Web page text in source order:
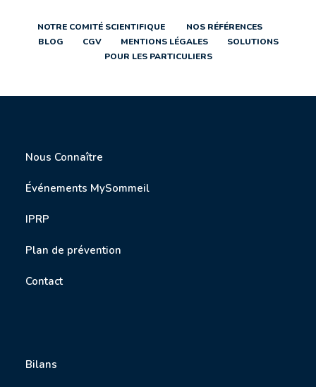
NOTRE COMITÉ SCIENTIFIQUE
NOS RÉFÉRENCES
BLOG
CGV MENTIONS LÉGALES
SOLUTIONS
POUR LES PARTICULIERS
Nous Connaître
Événements MySommeil
IPRP
Plan de prévention
Contact
Bilans